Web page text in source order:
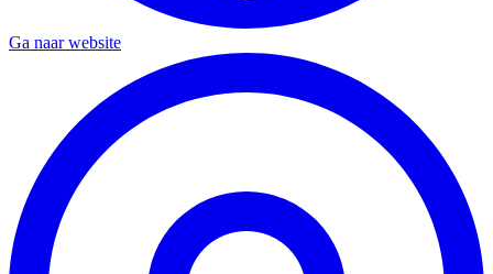
Ga naar website